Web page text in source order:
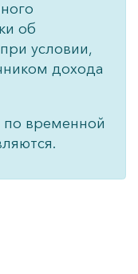
об
условии,
дохода
по временной